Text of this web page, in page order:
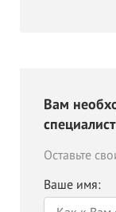
Вам
Оставьте
Ваше имя: